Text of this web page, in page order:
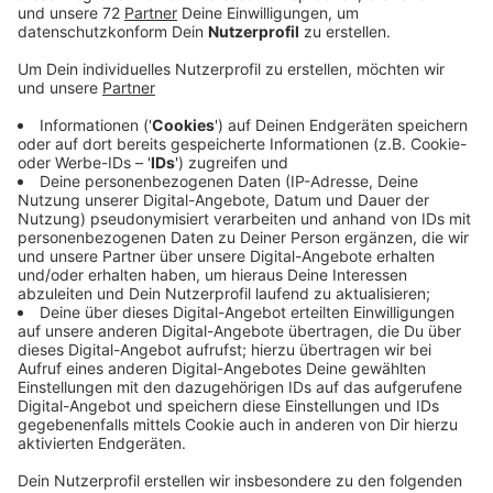
Veröffentlicht:Dienstag, 17.03.2020 19:22
Anzeige
In Nordrhein Westfalen gebe es mehr Intensivbetten
und Betten als in allen anderen Bundesländern. Aktuell
gibt es 760 Intensivbetten im Münsterland - knapp ein
Drittel davon sind Beatmungsbetten. Diese seien für
schwere Verläufe des Coronavirus' besonders wichtig.
Im Falle eines Falles könne die Zahl der Intensivbetten
auch noch etwas aufgestockt werden.
Bund und Länder haben heute einen Notfallplan für die
Krankenhäuser beschlossen. Der sieht unter anderem
vor, dass Hotels und größere Hallen umgebaut werden